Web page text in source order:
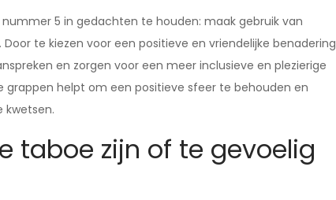
5 in gedachten te houden: maak gebruik van
te kiezen voor een positieve en vriendelijke benadering
en zorgen voor een meer inclusieve en plezierige
grappen helpt om een positieve sfeer te behouden en
kwetsen.
taboe zijn of te gevoelig